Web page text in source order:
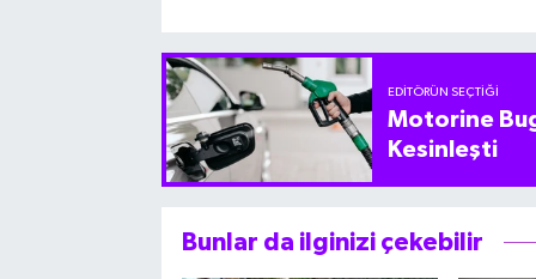
EDITÖRÜN SEÇTIĞI
Motorine
Kesinleşti
Bunlar da ilginizi çekebilir